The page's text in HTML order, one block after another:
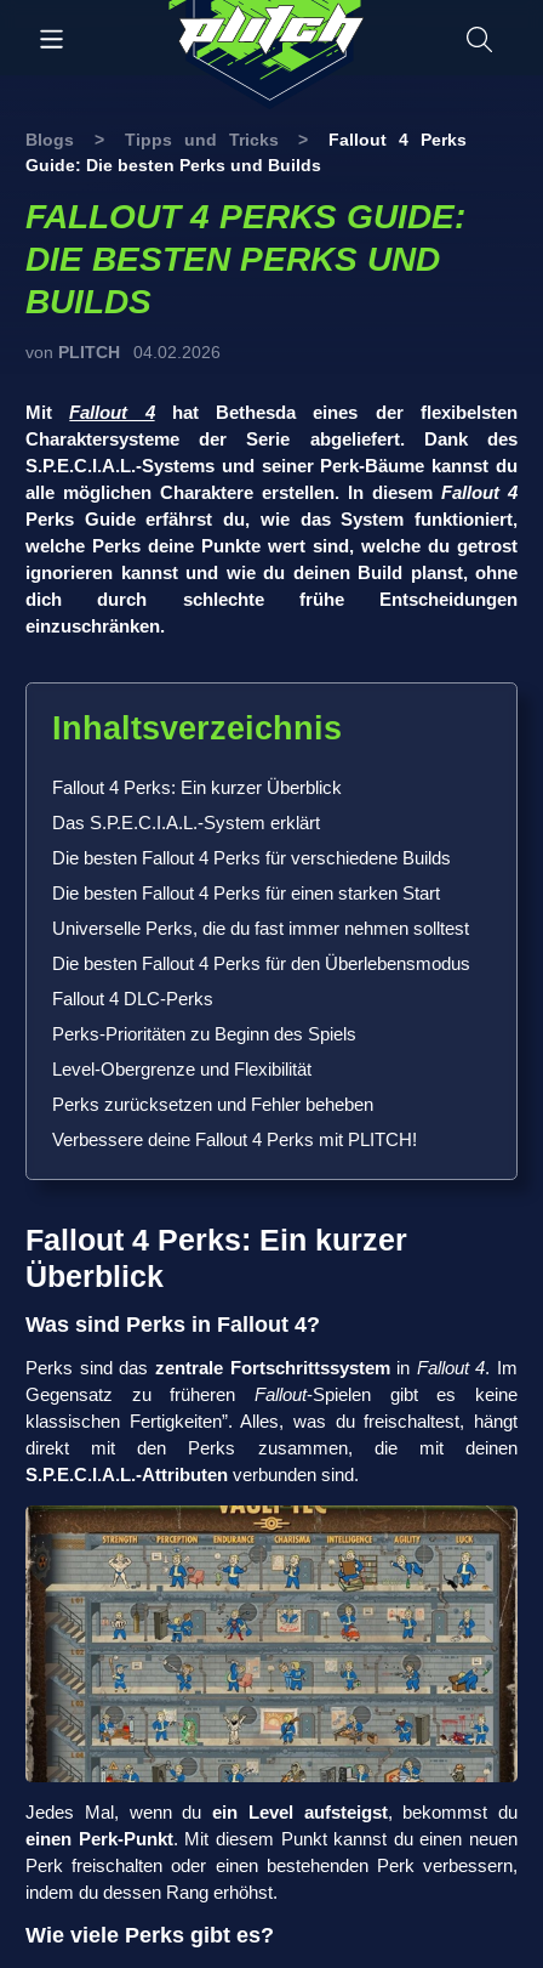
Blogs > Tipps und Tricks >
Fallout 4 Perks
Guide: Die besten Perks und Builds
FALLOUT 4 PERKS GUIDE:
DIE BESTEN PERKS UND
BUILDS
von PLITCH 04.02.2026
MitFallout 4hat Bethesda eines der flexibelsten
Charaktersysteme der Serie abgeliefert. Dank des
S.P.E.C.I.A.L.-Systems und seiner Perk-Bäume kannst du
alle möglichen Charaktere erstellen. In diesem Fallout 4
Perks Guide erfährst du, wie das System funktioniert,
welche Perks deine Punkte wert sind, welche du getrost
ignorieren kannst und wie du deinen Build planst, ohne
dich durch schlechte frühe Entscheidungen
einzuschränken.
Inhaltsverzeichnis
Fallout 4 Perks: Ein kurzer Überblick
Das S.P.E.C.I.A.L.-System erklärt
Die besten Fallout 4 Perks für verschiedene Builds
Die besten Fallout 4 Perks für einen starken Start
Universelle Perks, die du fast immer nehmen solltest
Die besten Fallout 4 Perks für den Überlebensmodus
Fallout 4 DLC-Perks
Perks-Prioritäten zu Beginn des Spiels
Level-Obergrenze und Flexibilität
Perks zurücksetzen und Fehler beheben
Verbessere deine Fallout 4 Perks mit PLITCH!
Fallout 4 Perks: Ein kurzer
Überblick
Was sind Perks in Fallout 4?
Perks sind das zentrale Fortschrittssystemin Fallout 4. Im
Gegensatz zu früheren Fallout-Spielen gibt es keine
klassischen Fertigkeiten”. Alles, was du freischaltest, hängt
direkt mit den Perks zusammen, die mit deinen
S.P.E.C.I.A.L.-Attributen verbunden sind.
Jedes Mal, wenn du ein Level aufsteigst, bekommst du
einen Perk-Punkt. Mit diesem Punkt kannst du einen neuen
Perk freischalten oder einen bestehenden Perk verbessern,
indem du dessen Rang erhöhst.
Wie viele Perks gibt es?